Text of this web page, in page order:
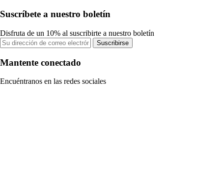
Suscríbete a nuestro boletín
Disfruta de un 10% al suscribirte a nuestro boletín
Suscribirse
Mantente conectado
Encuéntranos en las redes sociales